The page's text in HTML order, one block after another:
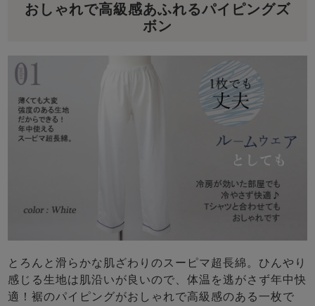
おしゃれで高級感あふれるパイピングズ
ボン
とろんと滑らかな肌ざわりのスーピマ超長綿。ひんやり
感じる生地は肌沿いが良いので、体温を逃がさず年中快
適！裾のパイピングがおしゃれで高級感のある一枚で